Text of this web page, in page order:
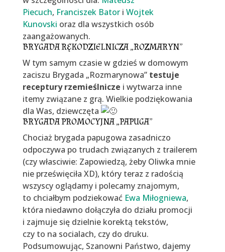
Piecuch, Franciszek Batori Wojtek
Kunovski oraz dla wszystkich osób
zaangażowanych.
BRYGADA RĘKODZIELNICZA „ROZMARYN”
W tym samym czasie w gdzieś w domowym
zaciszu Brygada „Rozmarynowa” testuje
receptury rzemieślnicze i wytwarza inne
itemy związane z grą. Wielkie podziękowania
dla Was, dziewczęta
BRYGADA PROMOCYJNA „PAPUGA”
Chociaż brygada papugowa zasadniczo
odpoczywa po trudach związanych z trailerem
(czy własciwie: Zapowiedzą, żeby Oliwka mnie
nie prześwięciła XD), który teraz z radością
wszyscy oglądamy i polecamy znajomym,
to chciałbym podziekować Ewa Miłogniewa,
która niedawno dołączyła do działu promocji
i zajmuje się dzielnie korektą tekstów,
czy to na socialach, czy do druku.
Podsumowując, Szanowni Państwo, dajemy